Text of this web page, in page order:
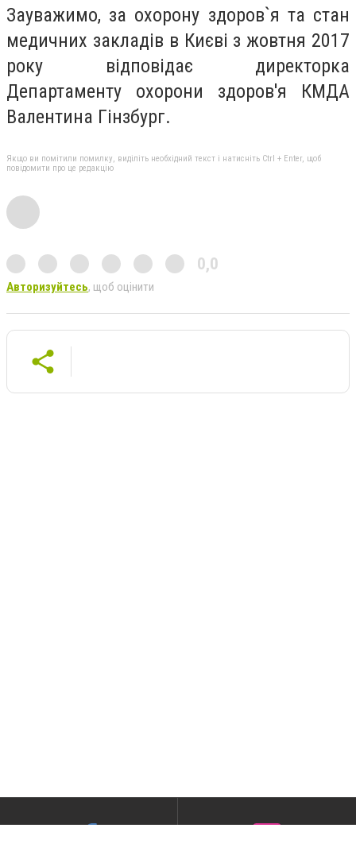
Зауважимо, за охорону здоров`я та стан
медичних закладів в Києві з жовтня 2017
року відповідає директорка
Департаменту охорони здоров'я КМДА
Валентина Гінзбург.
Якщо ви помітили помилку, виділіть необхідний текст і натисніть Ctrl + Enter, щоб
повідомити про це редакцію
0,0
Авторизуйтесь, щоб оцінити